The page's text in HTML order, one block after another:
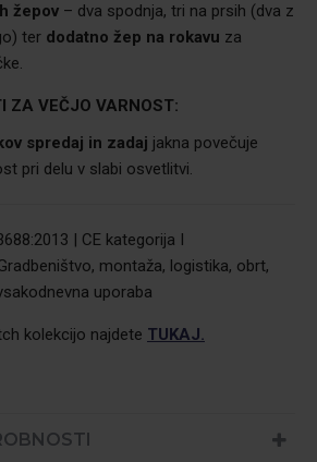
žepov – dva spodnja, tri na prsih (dva z
ter dodatno žep na rokavu za
ZA VEČJO VARNOST:
spredaj in zadaj jakna povečuje
pri delu v slabi osvetlitvi.
| CE kategorija I
montaža, logistika, obrt,
uporaba
kolekcijo najdete TUKAJ.